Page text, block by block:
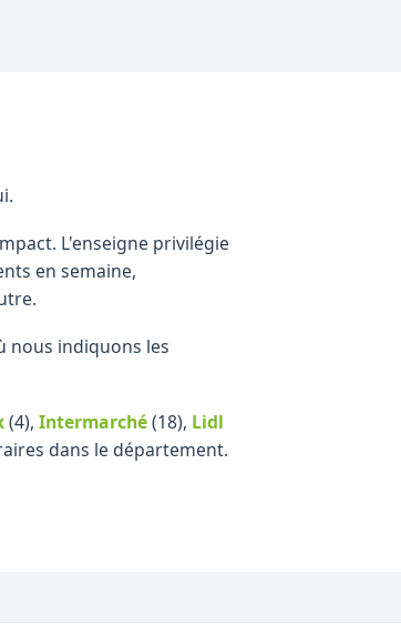
L'enseigne privilégie
en semaine,
nous indiquons les
(4), Intermarché(18), Lidl
dans le département.